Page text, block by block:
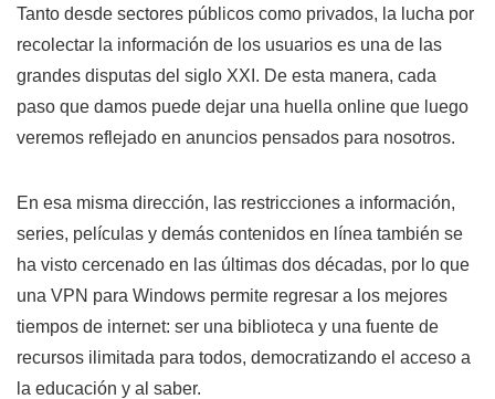
Tanto desde sectores públicos como privados, la lucha por
recolectar la información de los usuarios es una de las
grandes disputas del siglo XXI. De esta manera, cada
paso que damos puede dejar una huella online que luego
veremos reflejado en anuncios pensados para nosotros.
En esa misma dirección, las restricciones a información,
series, películas y demás contenidos en línea también se
ha visto cercenado en las últimas dos décadas, por lo que
una VPN para Windows permite regresar a los mejores
tiempos de internet: ser una biblioteca y una fuente de
recursos ilimitada para todos, democratizando el acceso a
la educación y al saber.